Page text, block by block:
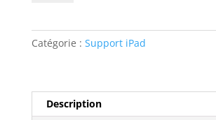
tactile
Catégorie : Support iPad
Description